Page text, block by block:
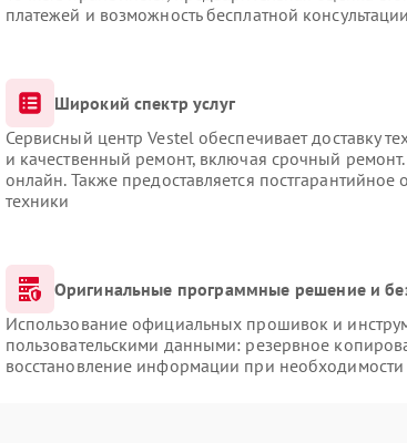
платежей и возможность бесплатной
Широкий спектр услуг
Сервисный центр Vestel обеспечивает доставку
и качественный ремонт, включая срочный ремонт.
онлайн. Также предоставляется
техники
Оригинальные программные решение и
Использование официальных прошивок и
пользовательскими данными: резервное
восстановление информации при необходимости